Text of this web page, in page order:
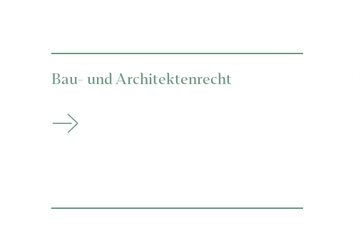
Bau- und Architektenrecht